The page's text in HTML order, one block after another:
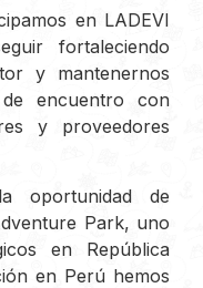
en LADEVI
fortaleciendo
y mantenernos
encuentro con
y proveedores
oportunidad de
Park, uno
en República
en Perú hemos